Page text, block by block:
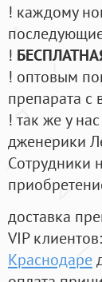
! каждому
!
! оптовым
препарата с
! так же у
дженерики
Cотрудники
доставка
VIP
Краснодаре